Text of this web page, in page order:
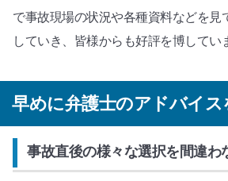
で事故現場の状況や各種資料などを見
していき、皆様からも好評を博してい
早めに弁護士のアドバイス
事故直後の様々な選択を間違わ